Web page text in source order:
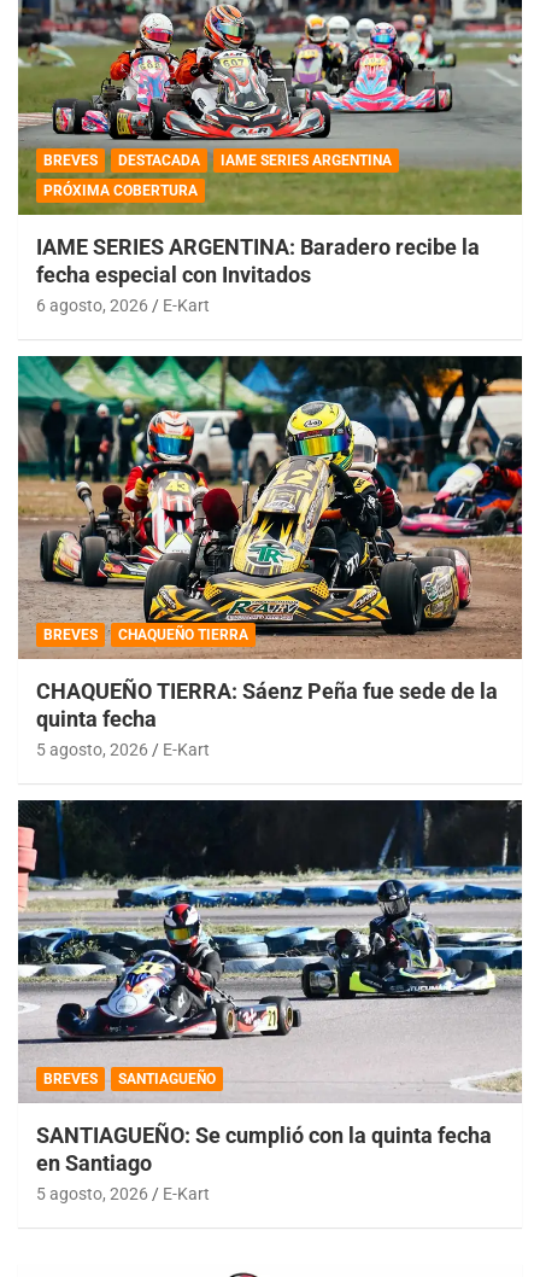
BREVES DESTACADA
IAME SERIES ARGENTINA
PRÓXIMA COBERTURA
IAME SERIES ARGENTINA: Baradero recibe la
fecha especial con Invitados
6 agosto, 2026 E-Kart
BREVES CHAQUEÑO TIERRA
CHAQUEÑO TIERRA: Sáenz Peña fue sede de la
quinta fecha
5 agosto, 2026 E-Kart
BREVES SANTIAGUEÑO
SANTIAGUEÑO: Se cumplió con la quinta fecha
en Santiago
5 agosto, 2026 E-Kart